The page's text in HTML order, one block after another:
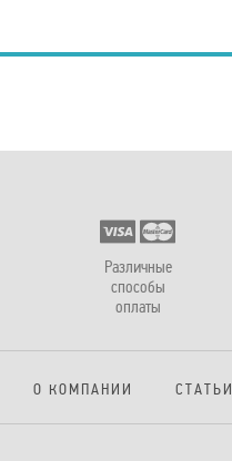
Различные
способы
оплаты
О КОМПАНИИ СТАТЬИ